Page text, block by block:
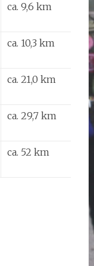
ca. 9,6 km
ca. 10,3 km
ca. 21,0 km
ca. 29,7 km
ca. 52 km